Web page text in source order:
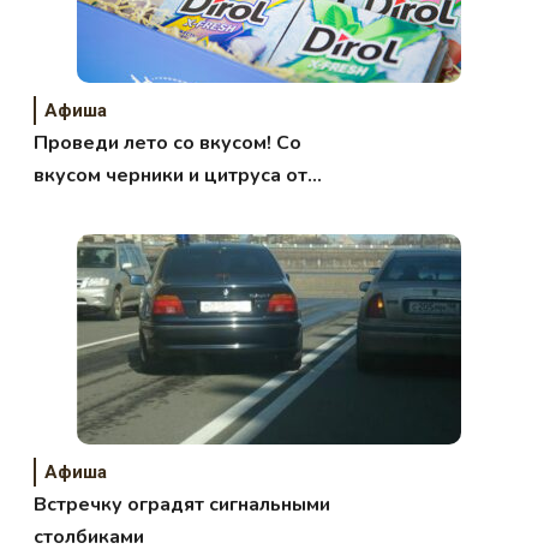
Афиша
Проведи лето со вкусом! Со
вкусом черники и цитруса от
Афиша
Встречку оградят сигнальными
столбиками